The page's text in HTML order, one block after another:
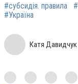
#субсидія. правила
#Україна
Катя Давидчук